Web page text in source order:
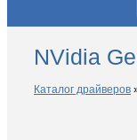
NVidia
Каталог драйверов